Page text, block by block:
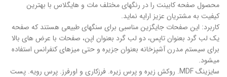
محصول صفحه کابینت را در رنگهای مختلف مات و هایگلاس با بهترین
کیفیت به مشتریان عزیز ارایه نماید.
کاربرد: این صفحات جایگزین مناسبی برای سنگهای طبیعی هستند که صفحه
یک لب گرد بعنوان تاپس، دو لب گرد بعنوان اپن، صفحات با عرض های بالا
برای سیستم مدرن آشپزخانه بعنوان جزیره و حتی میزهای کنفرانس استفاده
میشود.
سایزینگ MDF. روکش زیره و پرس زیره. فرزکاری و اورفرز. پرس رویه. پست